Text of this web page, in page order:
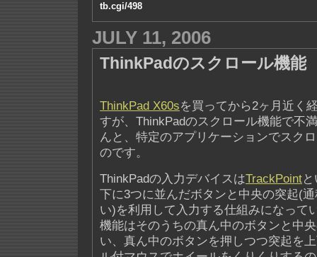
tb.cgi/498
JULY 11, 2006
ThinkPadのスクロール機能
ThinkPad X60sを買ってから2ヶ月近く
すが、ThinkPadのスクロール機能で不
んと、特定のアプリケーションでスク
のです。
ThinkPadの入力デバイスはTrackPoint
下に3つに並んだボタンと中央の突起(
い)を利用して入力する仕組みになって
機能はそのうちの真ん中のボタンと中
い、真ん中のボタンを押しつつ突起を